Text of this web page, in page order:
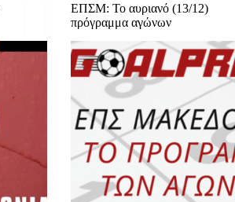
ΕΠΣΜ: Το αυριανό (13/12)
πρόγραμμα αγώνων